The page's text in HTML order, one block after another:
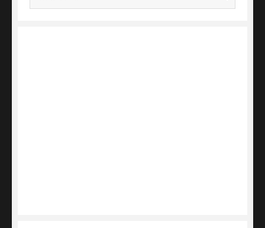
for: